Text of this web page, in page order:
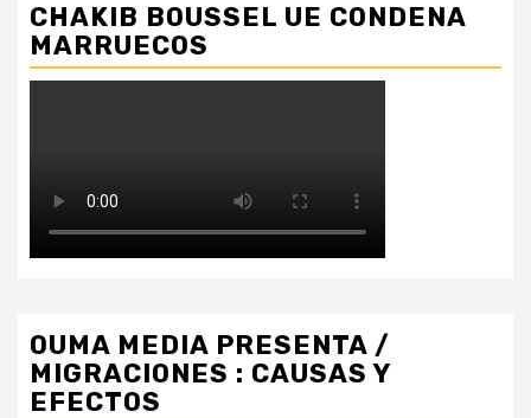
CHAKIB BOUSSEL UE CONDENA
MARRUECOS
OUMA MEDIA PRESENTA /
MIGRACIONES : CAUSAS Y
EFECTOS